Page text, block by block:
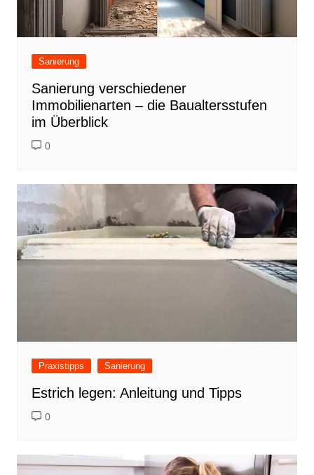
Sanierung
Sanierung verschiedener
Immobilienarten – die Baualtersstufen
im Überblick
0
Praxistipps Sanierung
Estrich legen: Anleitung und Tipps
0